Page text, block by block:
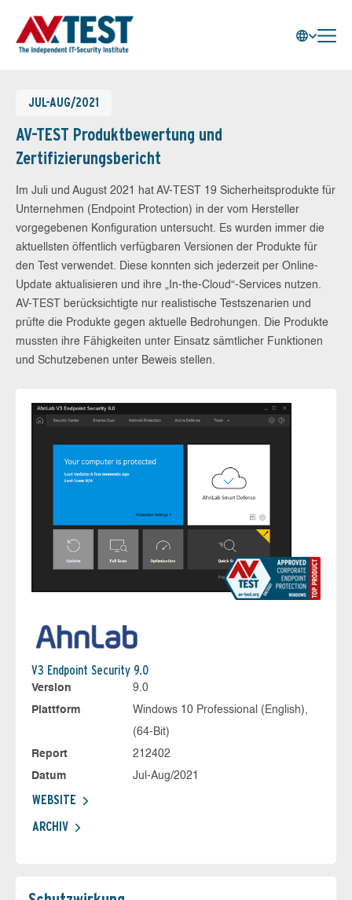
JUL-AUG/2021
AV-TEST Produktbewertung und
Zertifizierungsbericht
Im Juli und August 2021 hat AV-TEST 19 Sicherheitsprodukte für
Unternehmen (Endpoint Protection) in der vom Hersteller
vorgegebenen Konfiguration untersucht. Es wurden immer die
aktuellsten öffentlich verfügbaren Versionen der Produkte für
den Test verwendet. Diese konnten sich jederzeit per Online-
Update aktualisieren und ihre „In-the-Cloud“-Services nutzen.
AV-TEST berücksichtigte nur realistische Testszenarien und
prüfte die Produkte gegen aktuelle Bedrohungen. Die Produkte
mussten ihre Fähigkeiten unter Einsatz sämtlicher Funktionen
und Schutzebenen unter Beweis stellen.
V3 Endpoint Security 9.0
Version
9.0
Plattform
Windows 10 Professional (English),
(64-Bit)
Report
212402
Datum
Jul-Aug/2021
WEBSITE
ARCHIV